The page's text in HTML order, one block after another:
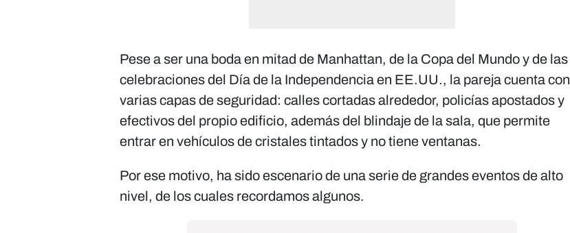
Pese a ser una boda en mitad de Manhattan, de la Copa del Mundo y de las
celebraciones del Día de la Independencia en EE.UU., la pareja cuenta con
varias capas de seguridad: calles cortadas alrededor, policías apostados y
efectivos del propio edificio, además del blindaje de la sala, que permite
entrar en vehículos de cristales tintados y no tiene ventanas.
Por ese motivo, ha sido escenario de una serie de grandes eventos de alto
nivel, de los cuales recordamos algunos.